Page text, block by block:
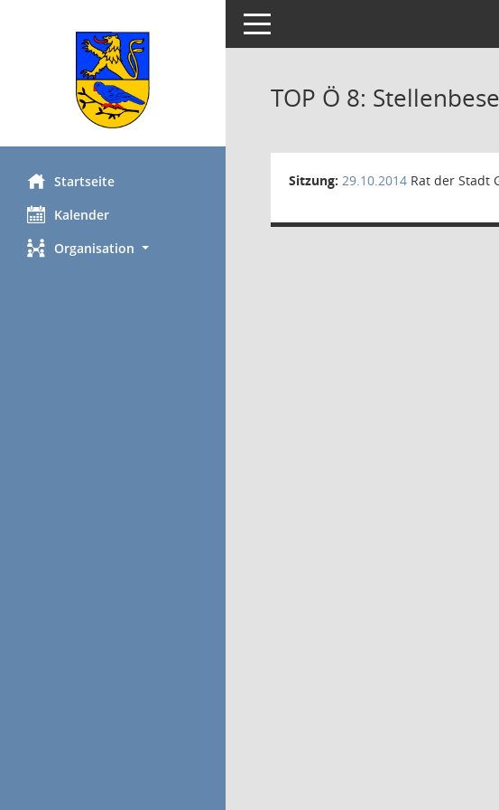
Startseite
Kalender
Organisation
Toggle navigation
TOP Ö 8:
Sitzung: 29.10.2014 Rat der Stadt